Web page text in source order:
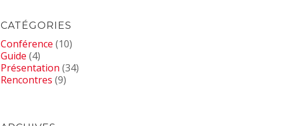
CATÉGORIES
Conférence (10)
Guide (4)
Présentation (34)
Rencontres (9)